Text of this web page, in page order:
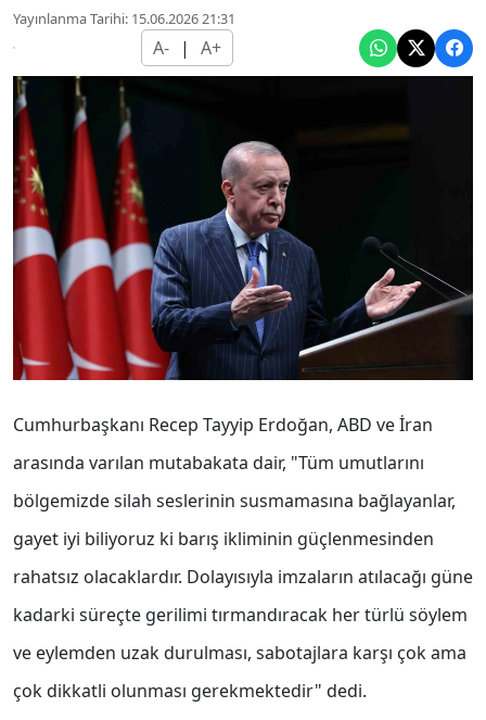
Yayınlanma Tarihi: 15.06.2026 21:31
A- | A+
Cumhurbaşkanı Recep Tayyip Erdoğan, ABD ve İran
arasında varılan mutabakata dair, "Tüm umutlarını
bölgemizde silah seslerinin susmamasına bağlayanlar,
gayet iyi biliyoruz ki barış ikliminin güçlenmesinden
rahatsız olacaklardır. Dolayısıyla imzaların atılacağı güne
kadarki süreçte gerilimi tırmandıracak her türlü söylem
ve eylemden uzak durulması, sabotajlara karşı çok ama
çok dikkatli olunması gerekmektedir" dedi.